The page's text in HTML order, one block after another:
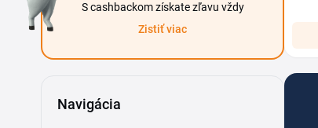
S cashbackom získate zľavu vždy
Zistiť viac
Navigácia